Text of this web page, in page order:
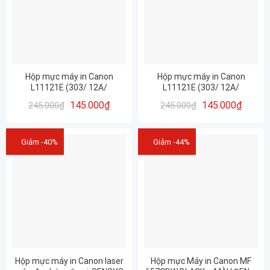
Hộp mực máy in Canon
L11121E (303/ 12A/
HUIWEI – CÓ LỔ NẠP MỰC
245.000₫ 145.000₫
Hộp mực máy in Canon
L11121E (303/ 12A/
HUIWEI – CÓ LỔ NẠP MỰC
245.000₫ 145.000₫
Giảm -40%
Hộp mực máy in Canon laser
Giảm -44%
Hộp mực Máy in Canon MF